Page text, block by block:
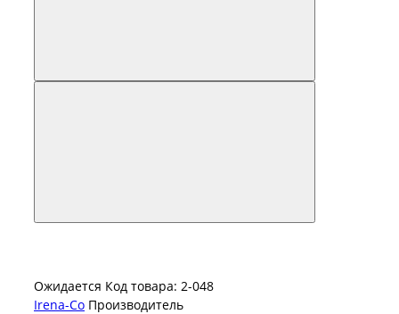
Ожидается Код товара: 2-048
Irena-Co Производитель